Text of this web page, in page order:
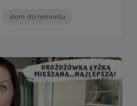
dom do remontu